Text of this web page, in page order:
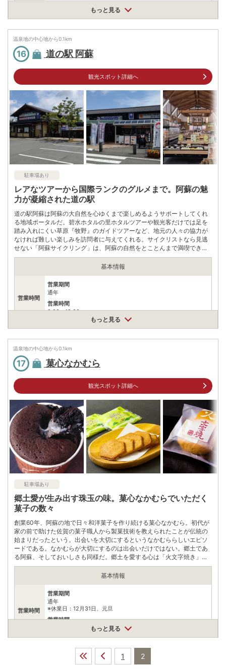
電話番号 967228817
※ 掲載情報は変更になる場合があります。最新の内容はご利用前にご自身でお
問合せください。
※ 料金情報は税込・税抜表記が混ざっております。正しい金額はご利用前にご
自身でお問合せください。
もっと見る
温泉地の中心地から0.1km
16 道の駅 阿蘇
観光スポット詳細へ
駐車場あり
レアなツアーから国際ランクのグルメまで。阿蘇の魅
力が凝縮された道の駅
道の駅阿蘇は阿蘇の大自然を心ゆくまで楽しめるようサポートしてくれ
る地域ポータルだ。碧水ホタルの里ホタルツアーや観光客だけでは足を
踏み入れにくい草原『牧野』のガイドツアーなど、地元の人々の協力が
なければ難しい楽しみを訪問者に与えてくれる。サイクリストなら見逃
せない「阿蘇サイクリング」は、阿蘇の自然をとことんまで満喫でき
る。ミルクやウインナーなど阿蘇の素材で作られた特産品の数々の取り
扱いもチェックしたい。いずれも国内外で高い評価を受け、道の駅阿蘇
ンス語での発信もおこなっており、阿蘇の魅力を積極的に世界に広めて
基本情報
営業時間
営業期間
通年
営業時間
9:00～18:00
ゆず萌えいも萌え各650円『10個入り』、飲むヨーグルト『小』
アクセス
住所
熊本県阿蘇市黒川1440-1
熊本ICより国道57号線を阿蘇方面へ約50分
公共交通機関
JR熊本駅より豊肥本線『阿蘇方面行き』約90分、阿蘇駅下車
駐車場 無料（164台）
電話番号 967355088
※ 掲載情報は変更になる場合があります。最新の内容はご利用前にご自身でお
問合せください。
※ 料金情報は税込・税抜表記が混ざっております。正しい金額はご利用前にご
自身でお問合せください。
もっと見る
温泉地の中心地から0.1km
17 菓心なかむら
観光スポット詳細へ
駐車場あり
郷土愛が生み出す珠玉の味。菓心なかむらでいただく
菓子の数々
創業60年、阿蘇の地で日々和洋菓子を作り続ける菓心なかむら。初代が
家の前で助けた佐賀の菓子職人から製菓技術を教えられたことが伝統の
始まりだったという。出会いを大切にするというなかむららしいエピソ
ードである。なかむらが大切にするのは出会いだけではない。郷土であ
る阿蘇、そしておいしさも同様だ。郷土を愛する心は「火文字焼き」
「中岳ショコラ」など阿蘇にちなんだ菓子を生み出した。素材にもこだ
わりぬき、阿蘇で採れる高品質のものが使われている。オリジナルクッ
むらのこだわりとともに、人や郷土への深い愛情を感じさせてくれる。
基本情報
営業時間
営業期間
通年
※休業日：12月31日、元旦
営業時間
もっと見る
1 2